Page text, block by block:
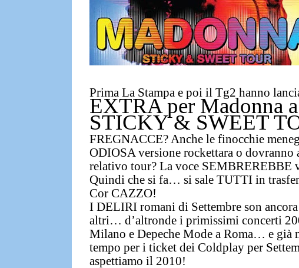
Prima La Stampa e poi il Tg2 hanno
EXTRA per Madonna
STICKY & SWEET
FREGNACCE? Anche le finocchie
ODIOSA versione rockettara o dovranno
relativo tour? La voce SEMBREREBBE
Quindi che si fa… si sale TUTTI in
Cor CAZZO!
I DELIRI romani di Settembre son
altri… d’altronde i primissimi concerti
Milano e Depeche Mode a Roma… e già
tempo per i ticket dei Coldplay per
aspettiamo il 2010!